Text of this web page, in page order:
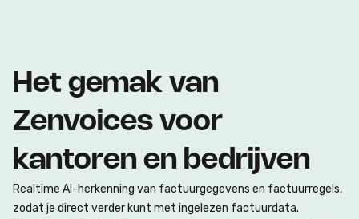
Het gemak van
Zenvoices voor
kantoren en bedrijven
Realtime AI-herkenning van factuurgegevens en factuurregels,
zodat je direct verder kunt met ingelezen factuurdata.